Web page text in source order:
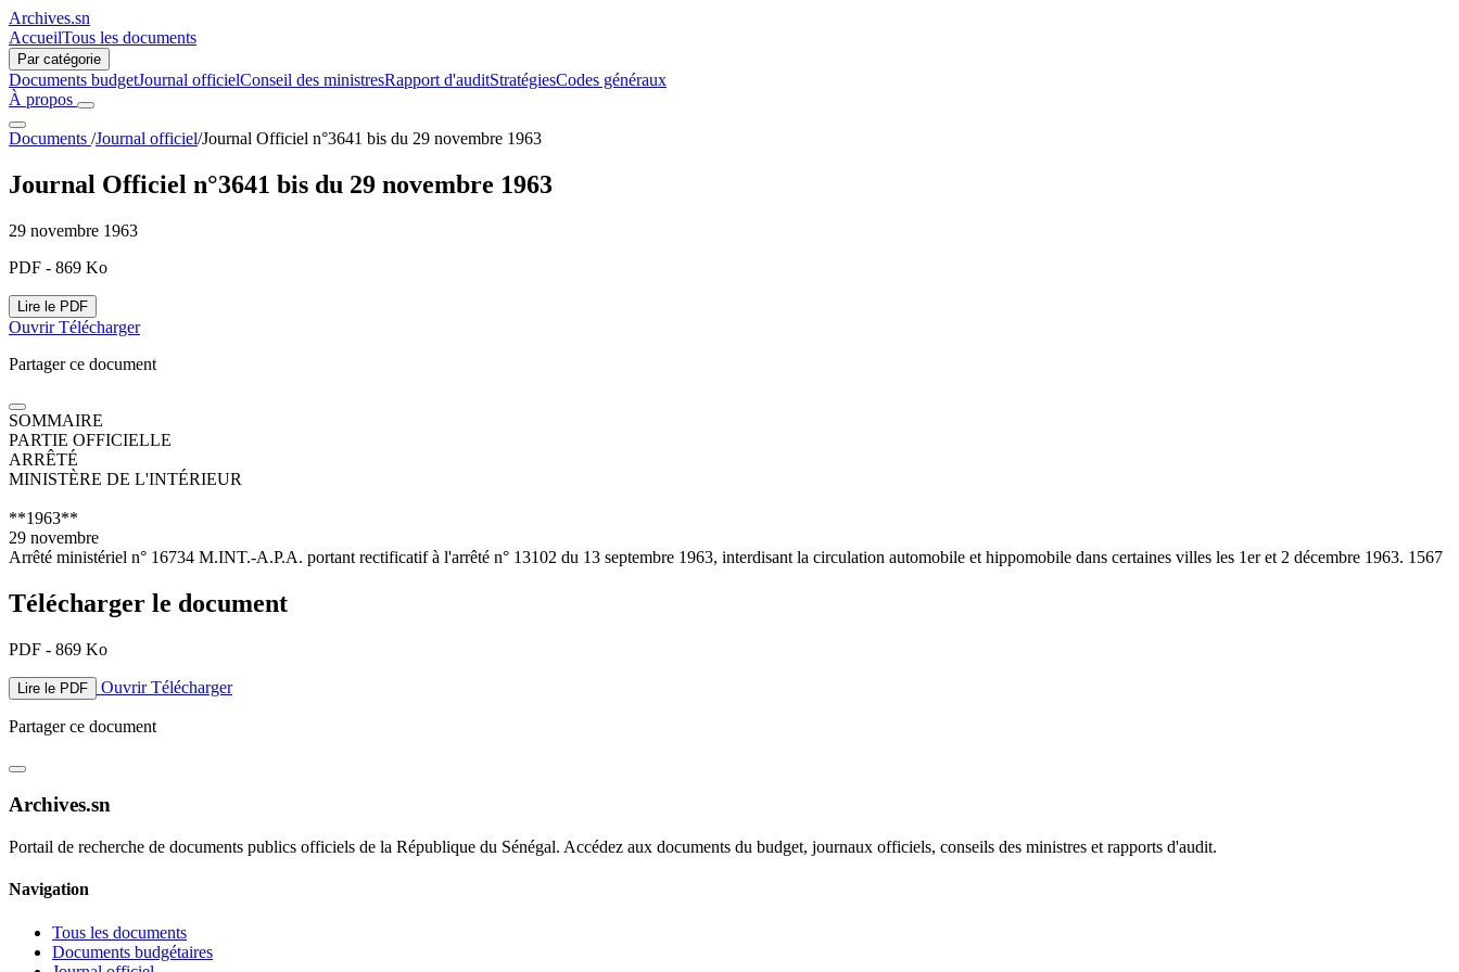
Archives.sn
AccueilTous les documents
Par catégorie
Documents budgetJournal officielConseil des ministresRapport d'auditStratégiesCodes généraux
À propos
Documents /Journal officiel/Journal Officiel n°3641 bis du 29 novembre 1963
Journal Officiel n°3641 bis du 29 novembre 1963
29 novembre 1963
PDF - 869 Ko
Lire le PDF
OuvrirTélécharger
Partager ce document
SOMMAIRE
PARTIE OFFICIELLE
ARRÊTÉ
MINISTÈRE DE L'INTÉRIEUR
**1963**
29 novembre
Arrêté ministériel n° 16734 M.INT.-A.P.A. portant rectificatif à l'arrêté n° 13102 du 13 septembre 1963, interdisant la circulation automobile et hippomobile dans certaines villes les 1er et 2 décembre 1963. 1567
Télécharger le document
PDF - 869 Ko
Lire le PDF OuvrirTélécharger
Partager ce document
Archives.sn
Portail de recherche de documents publics officiels de la République du Sénégal. Accédez aux documents du budget, journaux officiels, conseils des ministres et rapports d'audit.
Navigation
Tous les documents
Documents budgétaires